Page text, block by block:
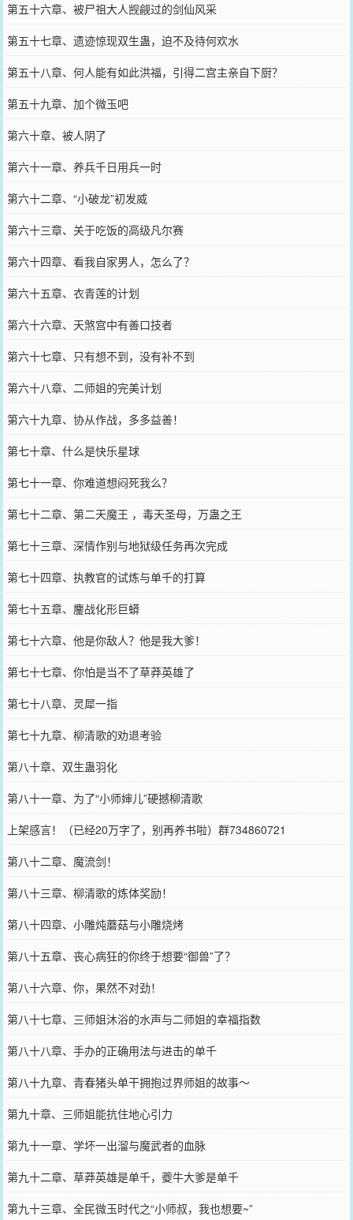
第五十六章、被尸祖大人觊觎过的剑仙风采
第五十七章、遗迹惊现双生蛊，迫不及待何欢水
第五十八章、何人能有如此洪福，引得二宫主亲自下厨？
第五十九章、加个微玉吧
第六十章、被人阴了
第六十一章、养兵千日用兵一时
第六十二章、“小破龙”初发威
第六十三章、关于吃饭的高级凡尔赛
第六十四章、看我自家男人，怎么了？
第六十五章、衣青莲的计划
第六十六章、天煞宫中有善口技者
第六十七章、只有想不到，没有补不到
第六十八章、二师姐的完美计划
第六十九章、协从作战，多多益善！
第七十章、什么是快乐星球
第七十一章、你难道想闷死我么？
第七十二章、第二天魔王 ，毒天圣母，万蛊之王
第七十三章、深情作别与地狱级任务再次完成
第七十四章、执教官的试炼与单千的打算
第七十五章、鏖战化形巨蟒
第七十六章、他是你敌人？他是我大爹！
第七十七章、你怕是当不了草莽英雄了
第七十八章、灵犀一指
第七十九章、柳清歌的劝退考验
第八十章、双生蛊羽化
第八十一章、为了“小师婶儿”硬撼柳清歌
上架感言！（已经20万字了，别再养书啦）群734860721
第八十二章、魔流剑！
第八十三章、柳清歌的炼体奖励！
第八十四章、小雕炖蘑菇与小雕烧烤
第八十五章、丧心病狂的你终于想要“御兽”了？
第八十六章、你，果然不对劲！
第八十七章、三师姐沐浴的水声与二师姐的幸福指数
第八十八章、手办的正确用法与进击的单千
第八十九章、青春猪头单干拥抱过界师姐的故事～
第九十章、三师姐能抗住地心引力
第九十一章、学坏一出溜与魔武者的血脉
第九十二章、草莽英雄是单千，夔牛大爹是单千
第九十三章、全民微玉时代之“小师叔，我也想要~”